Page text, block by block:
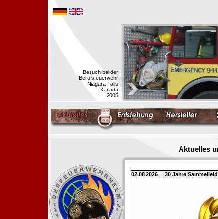
Besuch bei der
Berufsfeuerwehr
Niagara Falls
Kanada
2005
Aktuelles
02.08.2026 30 Jahre